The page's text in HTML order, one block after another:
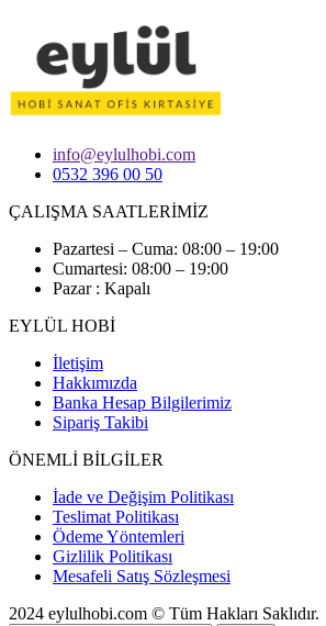
info@eylulhobi.com
0532 396 00 50
ÇALIŞMA SAATLERİMİZ
Pazartesi – Cuma: 08:00 – 19:00
Cumartesi: 08:00 – 19:00
Pazar : Kapalı
EYLÜL HOBİ
İletişim
Hakkımızda
Banka Hesap Bilgilerimiz
Sipariş Takibi
ÖNEMLİ BİLGİLER
İade ve Değişim Politikası
Teslimat Politikası
Ödeme Yöntemleri
Gizlilik Politikası
Mesafeli Satış Sözleşmesi
2024 eylulhobi.com © Tüm Hakları Saklıdır.